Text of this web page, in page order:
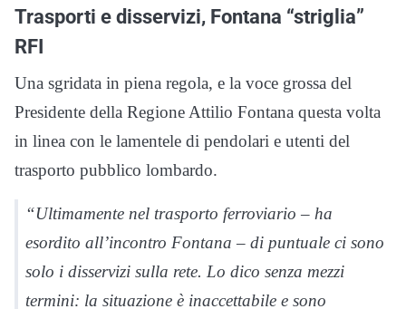
Trasporti e disservizi, Fontana “striglia”
RFI
Una sgridata in piena regola, e la voce grossa del
Presidente della Regione Attilio Fontana questa volta
in linea con le lamentele di pendolari e utenti del
trasporto pubblico lombardo.
“Ultimamente nel trasporto ferroviario – ha
esordito all’incontro Fontana – di puntuale ci sono
solo i disservizi sulla rete. Lo dico senza mezzi
termini: la situazione è inaccettabile e sono